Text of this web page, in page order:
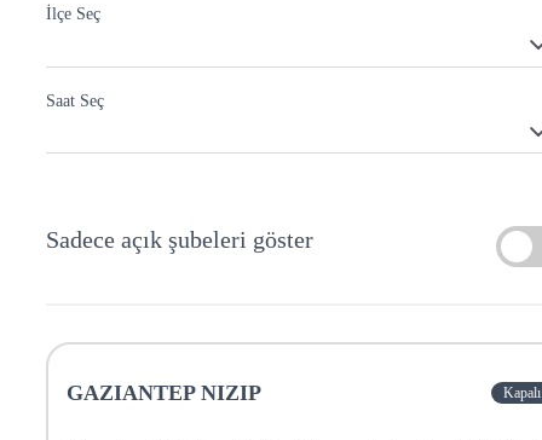
İlçe Seç
Saat Seç
Sadece açık şubeleri göster
GAZIANTEP NIZIP Kapalı